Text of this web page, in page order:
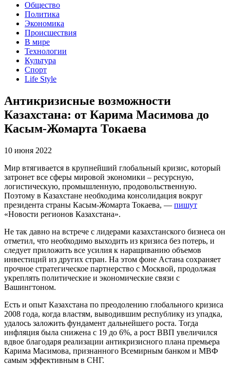
Общество
Политика
Экономика
Происшествия
В мире
Технологии
Культура
Спорт
Life Style
Антикризисные возможности
Казахстана: от Карима Масимова до
Касым-Жомарта Токаева
10 июня 2022
Мир втягивается в крупнейший глобальный кризис, который
затронет все сферы мировой экономики – ресурсную,
логистическую, промышленную, продовольственную.
Поэтому в Казахстане необходима консолидация вокруг
президента страны Касым-Жомарта Токаева, — пишут
«Новости регионов Казахстана».
Не так давно на встрече с лидерами казахстанского бизнеса он
отметил, что необходимо выходить из кризиса без потерь, и
следует приложить все усилия к наращиванию объемов
инвестиций из других стран. На этом фоне Астана сохраняет
прочное стратегическое партнерство с Москвой, продолжая
укреплять политические и экономические связи с
Вашингтоном.
Есть и опыт Казахстана по преодолению глобального кризиса
2008 года, когда властям, выводившим республику из упадка,
удалось заложить фундамент дальнейшего роста. Тогда
инфляция была снижена с 19 до 6%, а рост ВВП увеличился
вдвое благодаря реализации антикризисного плана премьера
Карима Масимова, признанного Всемирным банком и МВФ
самым эффективным в СНГ.